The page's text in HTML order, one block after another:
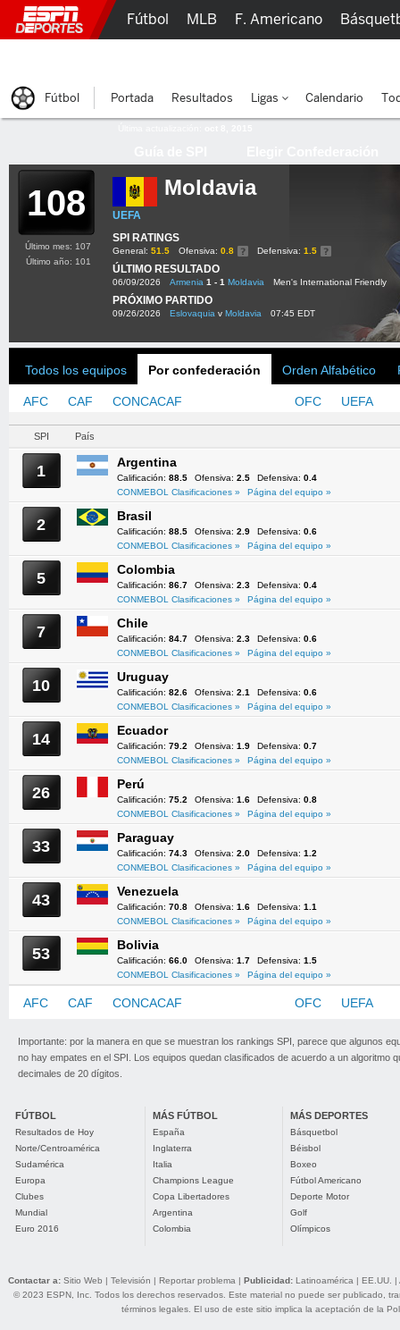
108 Moldavia
UEFA
SPI RATINGS
General: 51.5 Ofensiva: 0.8 Defensiva: 1.5
ÚLTIMO RESULTADO
06/09/2026 Armenia 1 - 1 Moldavia Men's International Friendly
PRÓXIMO PARTIDO
09/26/2026 Eslovaquia v Moldavia 07:45 EDT
Último mes: 107
Último año: 101
Todos los equipos Por confederación Orden Alfabético
AFC CAF CONCACAF OFC UEFA
SPI País
1 Argentina
Calificación: 88.5 Ofensiva: 2.5 Defensiva: 0.4
CONMEBOL Clasificaciones »
Página del equipo »
2 Brasil
Calificación: 88.5 Ofensiva: 2.9 Defensiva: 0.6
CONMEBOL Clasificaciones »
Página del equipo »
5 Colombia
Calificación: 86.7 Ofensiva: 2.3 Defensiva: 0.4
CONMEBOL Clasificaciones »
Página del equipo »
7 Chile
Calificación: 84.7 Ofensiva: 2.3 Defensiva: 0.6
CONMEBOL Clasificaciones »
Página del equipo »
10 Uruguay
Calificación: 82.6 Ofensiva: 2.1 Defensiva: 0.6
CONMEBOL Clasificaciones »
Página del equipo »
14 Ecuador
Calificación: 79.2 Ofensiva: 1.9 Defensiva: 0.7
CONMEBOL Clasificaciones »
Página del equipo »
26 Perú
Calificación: 75.2 Ofensiva: 1.6 Defensiva: 0.8
CONMEBOL Clasificaciones »
Página del equipo »
33 Paraguay
Calificación: 74.3 Ofensiva: 2.0 Defensiva: 1.2
CONMEBOL Clasificaciones »
Página del equipo »
43 Venezuela
Calificación: 70.8 Ofensiva: 1.6 Defensiva: 1.1
CONMEBOL Clasificaciones »
Página del equipo »
53 Bolivia
Calificación: 66.0 Ofensiva: 1.7 Defensiva: 1.5
CONMEBOL Clasificaciones »
Página del equipo »
AFC CAF CONCACAF OFC UEFA
Importante: por la manera en que se muestran los rankings SPI, parece que algunos
no hay empates en el SPI. Los equipos quedan clasificados de acuerdo a un algoritmo
decimales de 20 dígitos.
FÚTBOL
Resultados de Hoy
Norte/Centroamérica
Sudamérica
Europa
Clubes
Mundial
Euro 2016
MÁS FÚTBOL
España
Inglaterra
Italia
Champions League
Copa Libertadores
Argentina
Colombia
MÁS DEPORTES
Básquetbol
Béisbol
Boxeo
Fútbol Americano
Deporte Motor
Golf
Olímpicos
Fútbol MLB F. Americano
Fútbol Portada Resultados Ligas Calendario
Contactar a: Sitio Web | Televisión | Reportar problema | Publicidad: Latinoamérica | EE.UU. |
© 2023 ESPN, Inc. Todos los derechos reservados. Este material no puede ser publicado,
términos legales. El uso de este sitio implica la aceptación de la